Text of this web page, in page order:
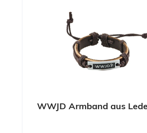
WWJD Armband aus